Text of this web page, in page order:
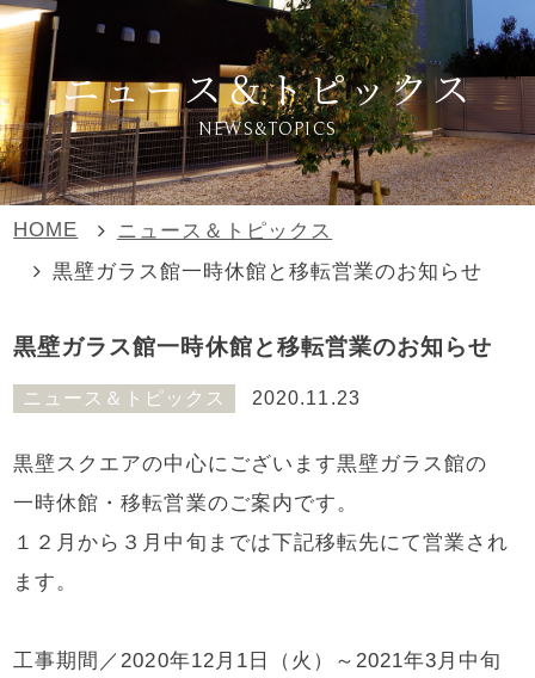
ニュース＆トピックス
NEWS&TOPICS
HOME
ニュース＆トピックス
黒壁ガラス館一時休館と移転営業のお知らせ
黒壁ガラス館一時休館と移転営業のお知らせ
ニュース＆トピックス 2020.11.23
黒壁スクエアの中心にございます黒壁ガラス館の
一時休館・移転営業のご案内です。
１２月から３月中旬までは下記移転先にて営業され
ます。
工事期間／2020年12月1日（火）～2021年3月中旬